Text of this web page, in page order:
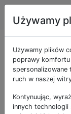
jako
5
Używamy
Używamy plików
poprawy
spersonalizowane
ruch w naszej
Kontynuując,
innych technologii